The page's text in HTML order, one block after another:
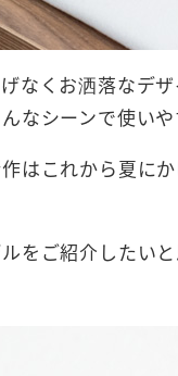
なくお洒落なデ
なシーンで使いや
はこれから夏に
をご紹介したいと